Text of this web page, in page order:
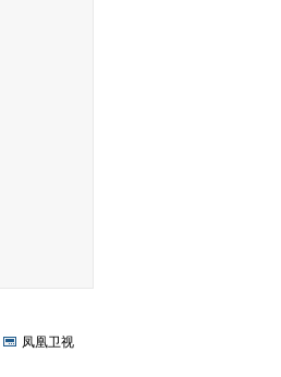
凤凰卫视